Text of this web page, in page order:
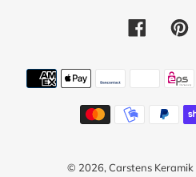
U
A
E
Facebook
© 2026, Carstens Keramik